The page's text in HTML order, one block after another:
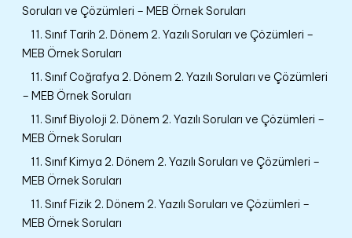
Soruları ve Çözümleri – MEB Örnek Soruları
11. Sınıf Tarih 2. Dönem 2. Yazılı Soruları ve Çözümleri –
MEB Örnek Soruları
11. Sınıf Coğrafya 2. Dönem 2. Yazılı Soruları ve Çözümleri
– MEB Örnek Soruları
11. Sınıf Biyoloji 2. Dönem 2. Yazılı Soruları ve Çözümleri –
MEB Örnek Soruları
11. Sınıf Kimya 2. Dönem 2. Yazılı Soruları ve Çözümleri –
MEB Örnek Soruları
11. Sınıf Fizik 2. Dönem 2. Yazılı Soruları ve Çözümleri –
MEB Örnek Soruları